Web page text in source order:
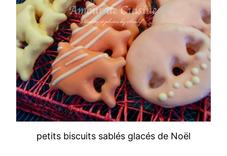
petits biscuits sablés glacés de Noël